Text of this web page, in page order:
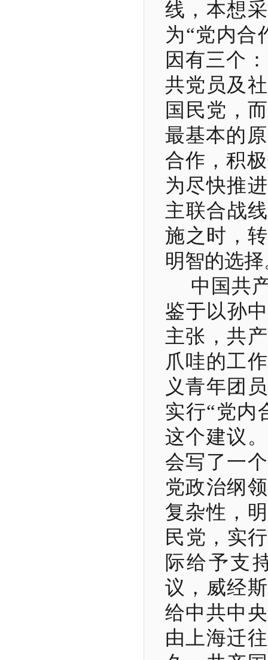
线，本想
为“党内合
因有三个：
共党员及
国民党，
最基本的
合作，积
为尽快推
主联合战
施之时，
明智的选
中国共
鉴于以孙
主张，共
爪哇的工
义青年团
实行“党内
这个建议
会写了一
党政治纲
复杂性，
民党，实
际给予支
议，威经
给中共中
由上海迁